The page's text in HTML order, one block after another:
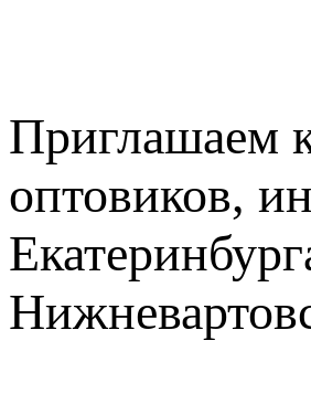
Приглашаем
оптовиков,